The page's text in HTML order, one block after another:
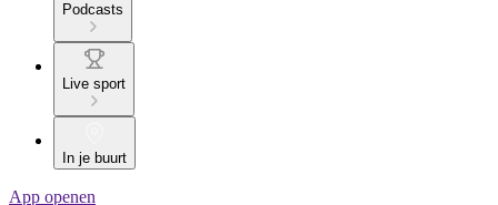
Podcasts
Live sport
In je buurt
App openen